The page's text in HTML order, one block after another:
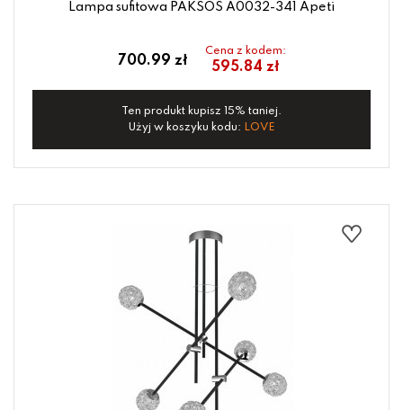
Lampa sufitowa PAKSOS A0032-341 Apeti
700.99 zł
Cena z kodem:
595.84 zł
Ten produkt kupisz 15% taniej.
Użyj w koszyku kodu: LOVE